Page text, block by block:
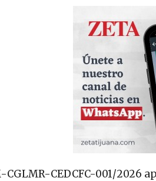
CEDCFC-001/2026